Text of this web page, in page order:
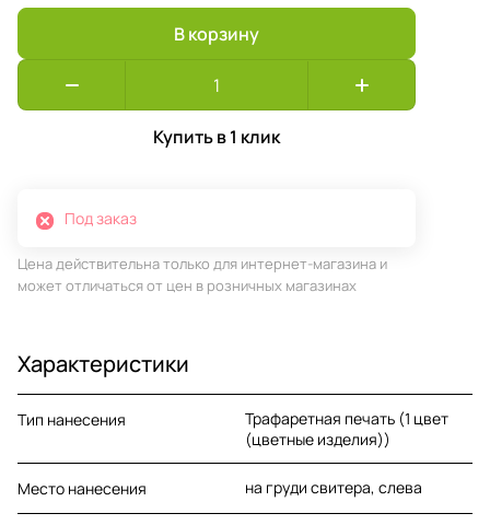
В корзину
Купить в 1 клик
Под заказ
Цена действительна только для интернет-магазина и
может отличаться от цен в розничных магазинах
Характеристики
Тип нанесения
Трафаретная печать (1 цвет
(цветные изделия))
Место нанесения на груди свитера, слева